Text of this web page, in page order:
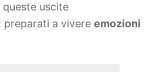
queste uscite
a vivere emozioni